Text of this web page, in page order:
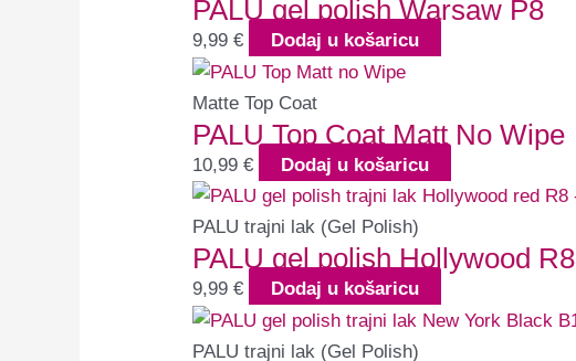
PALU gel polish Warsaw P8
9,99 € Dodaj u košaricu
Matte Top Coat
PALU Top Coat Matt No Wipe
10,99 € Dodaj u košaricu
PALU trajni lak (Gel Polish)
PALU gel polish Hollywood R8
9,99 € Dodaj u košaricu
PALU trajni lak (Gel Polish)